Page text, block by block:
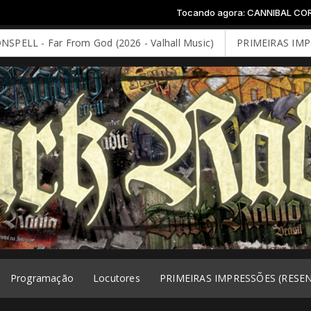
Tocando agora: CANNIBAL
- Far From God (2026 - Valhall Music) PRIMEIRAS
Programação Locutores PRIMEIRAS IMPRESSÕES